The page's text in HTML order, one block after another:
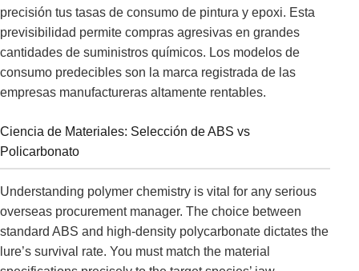
precisión tus tasas de consumo de pintura y epoxi. Esta
previsibilidad permite compras agresivas en grandes
cantidades de suministros químicos. Los modelos de
consumo predecibles son la marca registrada de las
empresas manufactureras altamente rentables.
Ciencia de Materiales: Selección de ABS vs
Policarbonato
Understanding polymer chemistry is vital for any serious
overseas procurement manager. The choice between
standard ABS and high-density polycarbonate dictates the
lure’s survival rate. You must match the material